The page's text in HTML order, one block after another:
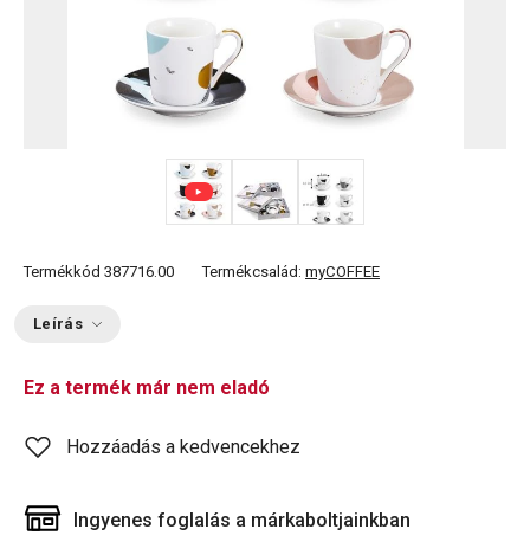
Termékkód 387716.00 Termékcsalád: myCOFFEE
Leírás
Ez a termék már nem eladó
Hozzáadás a kedvencekhez
Ingyenes foglalás a márkaboltjainkban